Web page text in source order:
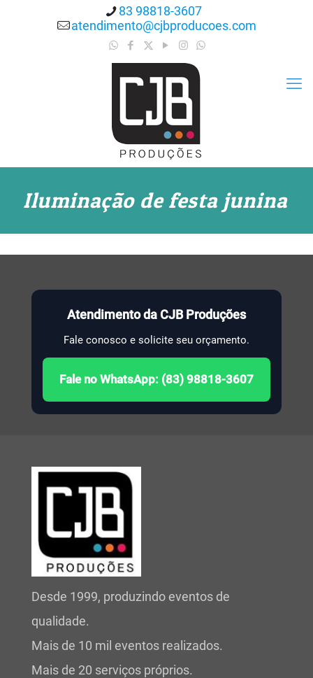
83 98818-3607
atendimento@cjbproducoes.com
Iluminação de festa junina
Atendimento da CJB Produções
Fale conosco e solicite seu orçamento.
Fale no WhatsApp: (83) 98818-3607
Desde 1999, produzindo eventos de
qualidade.
Mais de 10 mil eventos realizados.
Mais de 20 serviços próprios.